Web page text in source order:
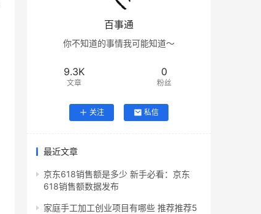
百事通
你不知道的事情我可能知道～
9.3K
文章
0
粉丝
关注 私信
最近文章
京东618销售额是多少 新手必看：京东
618销售额数据发布
家庭手工加工创业项目有哪些 推荐推荐5